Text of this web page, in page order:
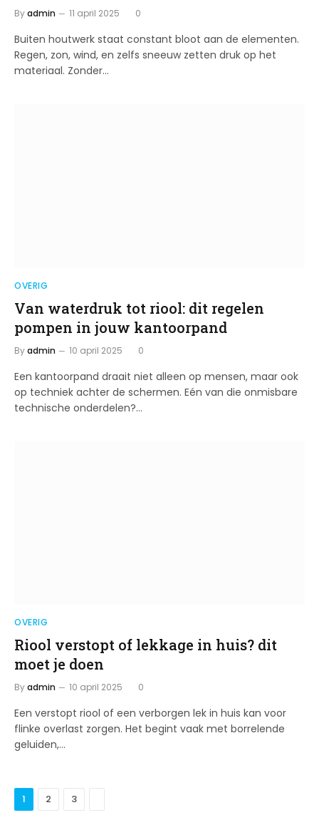
Byadmin 11 april 2025 0
Buiten houtwerk staat constant bloot aan de elementen.
Regen, zon, wind, en zelfs sneeuw zetten druk op het
materiaal. Zonder…
OVERIG
Van waterdruk tot riool: dit regelen
pompen in jouw kantoorpand
Byadmin 10 april 2025 0
Een kantoorpand draait niet alleen op mensen, maar ook
op techniek achter de schermen. Eén van die onmisbare
technische onderdelen?…
OVERIG
Riool verstopt of lekkage in huis? dit
moet je doen
Byadmin 10 april 2025 0
Een verstopt riool of een verborgen lek in huis kan voor
flinke overlast zorgen. Het begint vaak met borrelende
geluiden,…
1 2 3